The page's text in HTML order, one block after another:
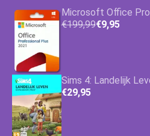
Microsoft Office
€199,99€9,95
Sims 4: Landelijk
€29,95